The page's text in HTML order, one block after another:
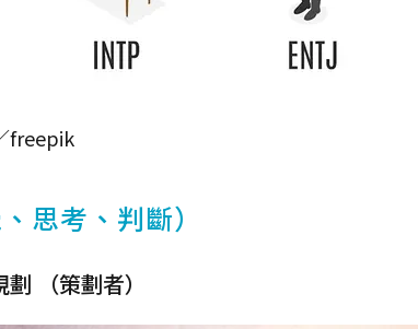
freepik
思考、判斷）
（策劃者）